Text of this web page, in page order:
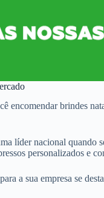
encomendar brindes
líder nacional quando
personalizados e
para a sua empresa se